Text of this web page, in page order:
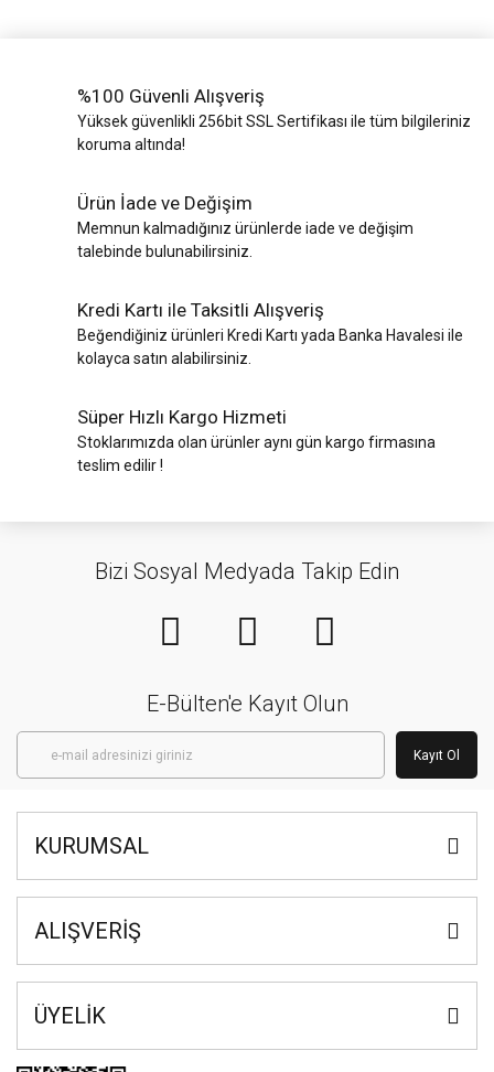
%100 Güvenli Alışveriş
Yüksek güvenlikli 256bit SSL Sertifikası ile tüm bilgileriniz
koruma altında!
Ürün İade ve Değişim
Memnun kalmadığınız ürünlerde iade ve değişim
talebinde bulunabilirsiniz.
Kredi Kartı ile Taksitli Alışveriş
Beğendiğiniz ürünleri Kredi Kartı yada Banka Havalesi ile
kolayca satın alabilirsiniz.
Süper Hızlı Kargo Hizmeti
Stoklarımızda olan ürünler aynı gün kargo firmasına
teslim edilir !
Bizi Sosyal Medyada Takip Edin
E-Bülten'e Kayıt Olun
Kayıt Ol
KURUMSAL
ALIŞVERİŞ
ÜYELİK